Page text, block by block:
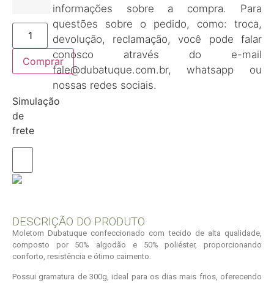
Comprar
Simulação
de
frete
informações sobre a compra. Para
questões sobre o pedido, como: troca,
devolução, reclamação, você pode falar
conosco através do e-mail
fale@dubatuque.com.br, whatsapp ou
nossas redes sociais.
DESCRIÇÃO DO PRODUTO
Moletom Dubatuque confeccionado com tecido de alta qualidade,
composto por 50% algodão e 50% poliéster, proporcionando
conforto, resistência e ótimo caimento.
Possui gramatura de 300g, ideal para os dias mais frios, oferecendo